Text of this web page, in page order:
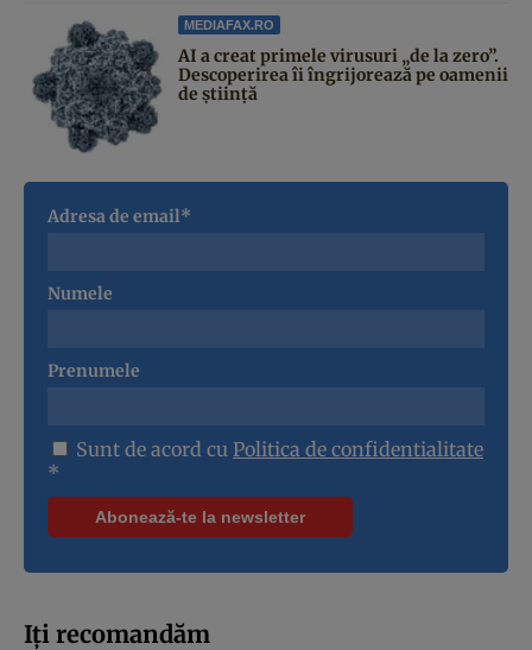
MEDIAFAX.RO
AI a creat primele virusuri „de la zero”.
Descoperirea îi îngrijorează pe oamenii
de știință
Adresa de email*
Numele
Prenumele
Sunt de acord cu Politica de confidentialitate
*
Iți recomandăm